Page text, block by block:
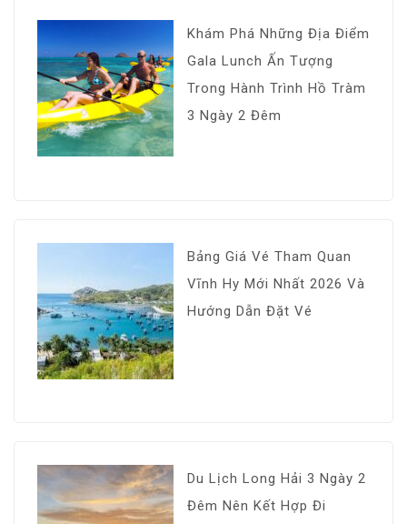
Khám Phá Những Địa Điểm
Gala Lunch Ấn Tượng
Trong Hành Trình Hồ Tràm
3 Ngày 2 Đêm
Bảng Giá Vé Tham Quan
Vĩnh Hy Mới Nhất 2026 Và
Hướng Dẫn Đặt Vé
Du Lịch Long Hải 3 Ngày 2
Đêm Nên Kết Hợp Đi